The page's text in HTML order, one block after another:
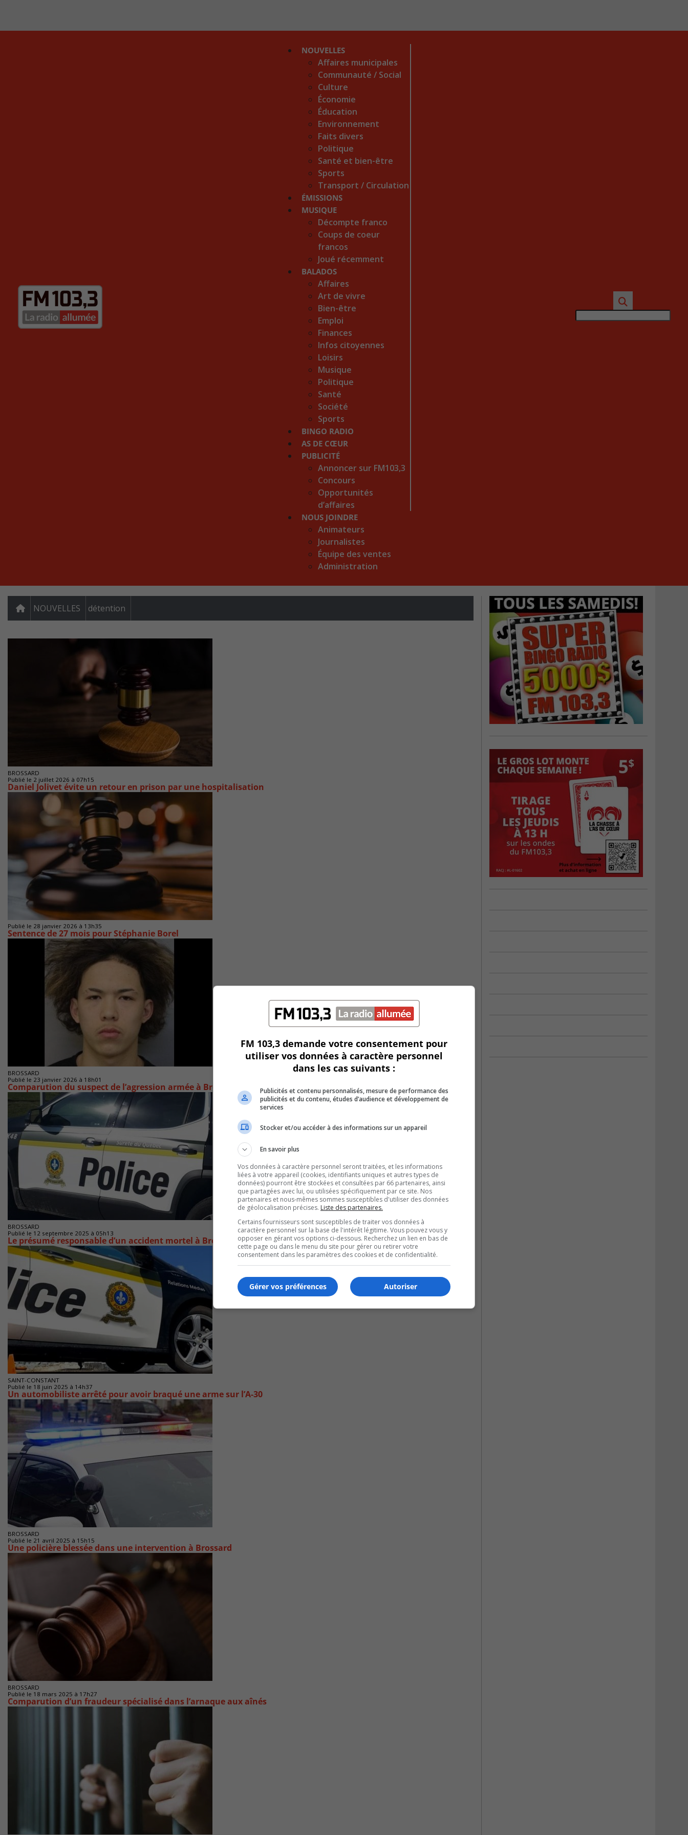
NOUVELLES
Affaires municipales
Communauté / Social
Culture
Économie
Éducation
Environnement
Faits divers
Politique
Santé et bien-être
Sports
Transport / Circulation
ÉMISSIONS
MUSIQUE
Décompte franco
Coups de coeur
francos
Joué récemment
BALADOS
Affaires
Art de vivre
Bien-être
Emploi
Finances
Infos citoyennes
Loisirs
Musique
Politique
Santé
Société
Sports
BINGO RADIO
AS DE CŒUR
PUBLICITÉ
Annoncer sur FM103,3
Concours
Opportunités
d’affaires
NOUS JOINDRE
Animateurs
Journalistes
Équipe des ventes
Administration
NOUVELLES détention
BROSSARD
Publié le 2 juillet 2026 à 07h15
Daniel Jolivet évite un retour en prison par une hospitalisation
Publié le 28 janvier 2026 à 13h35
Sentence de 27 mois pour Stéphanie Borel
BROSSARD
Publié le 23 janvier 2026 à 18h01
Comparution du suspect de l’agression armée à Brossard
BROSSARD
Publié le 12 septembre 2025 à 05h13
Le présumé responsable d’un accident mortel à Brossard en 2022 reste détenu
SAINT-CONSTANT
Publié le 18 juin 2025 à 14h37
Un automobiliste arrêté pour avoir braqué une arme sur l’A-30
BROSSARD
Publié le 21 avril 2025 à 15h15
Une policière blessée dans une intervention à Brossard
BROSSARD
Publié le 18 mars 2025 à 17h27
Comparution d’un fraudeur spécialisé dans l’arnaque aux aînés
FM 103,3 demande votre consentement pour
utiliser vos données à caractère personnel
dans les cas suivants :
Publicités et contenu personnalisés, mesure de performance des
publicités et du contenu, études d’audience et développement de
services
Stocker et/ou accéder à des informations sur un appareil
En savoir plus
Vos données à caractère personnel seront traitées, et les informations
liées à votre appareil (cookies, identifiants uniques et autres types de
données) pourront être stockées et consultées par 66 partenaires, ainsi
que partagées avec lui, ou utilisées spécifiquement par ce site. Nos
partenaires et nous-mêmes sommes susceptibles d'utiliser des données
de géolocalisation précises. Liste des partenaires.
Certains fournisseurs sont susceptibles de traiter vos données à
caractère personnel sur la base de l'intérêt légitime. Vous pouvez vous y
opposer en gérant vos options ci-dessous. Recherchez un lien en bas de
cette page ou dans le menu du site pour gérer ou retirer votre
consentement dans les paramètres des cookies et de confidentialité.
Autoriser
Gérer vos préférences